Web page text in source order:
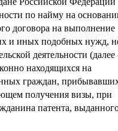
по найму на
договора на выполнение
и иных подобных нужд,
деятельности (далее
находящихся на
граждан,
получения визы, при
патента,